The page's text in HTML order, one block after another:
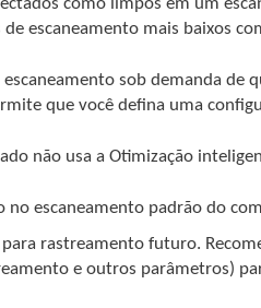
escaneamento mais baixos
sob demanda de
que você defina uma
não usa a Otimização
no escaneamento padrão do
rastreamento futuro.
e outros parâmetros)